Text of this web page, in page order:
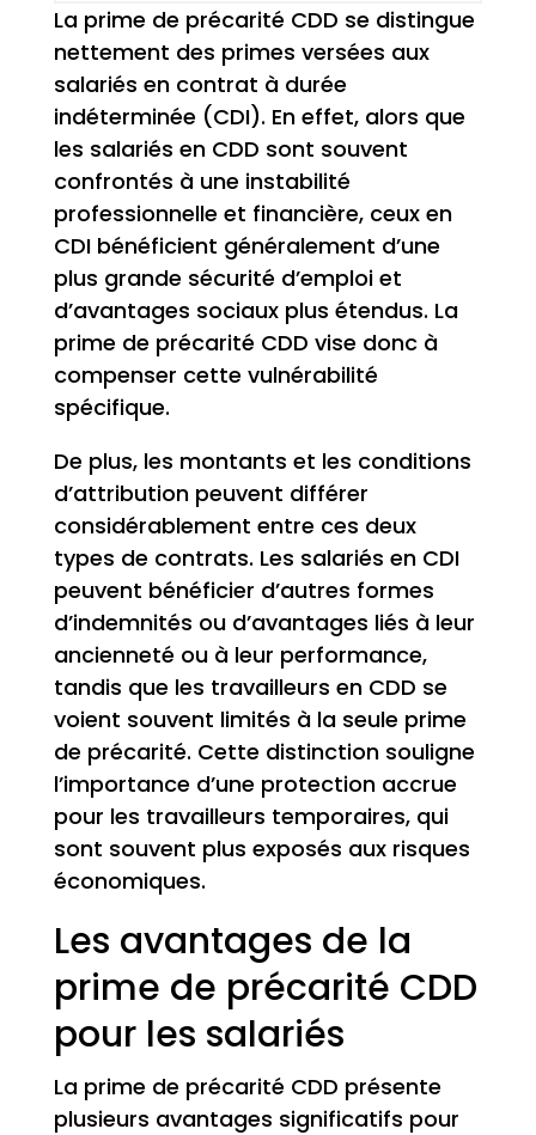
La prime de précarité CDD se distingue
nettement des primes versées aux
salariés en contrat à durée
indéterminée (CDI). En effet, alors que
les salariés en CDD sont souvent
confrontés à une instabilité
professionnelle et financière, ceux en
CDI bénéficient généralement d’une
plus grande sécurité d’emploi et
d’avantages sociaux plus étendus. La
prime de précarité CDD vise donc à
compenser cette vulnérabilité
spécifique.
De plus, les montants et les conditions
d’attribution peuvent différer
considérablement entre ces deux
types de contrats. Les salariés en CDI
peuvent bénéficier d’autres formes
d’indemnités ou d’avantages liés à leur
ancienneté ou à leur performance,
tandis que les travailleurs en CDD se
voient souvent limités à la seule prime
de précarité. Cette distinction souligne
l’importance d’une protection accrue
pour les travailleurs temporaires, qui
sont souvent plus exposés aux risques
économiques.
Les avantages de la
prime de précarité CDD
pour les salariés
La prime de précarité CDD présente
plusieurs avantages significatifs pour